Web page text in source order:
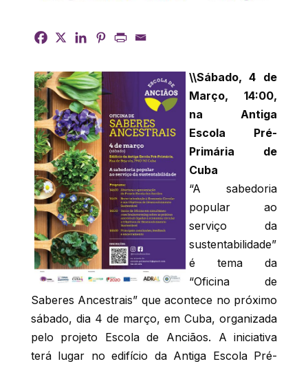
\\Sábado, 4 de
Março, 14:00,
na Antiga
Escola Pré-
Primária de
Cuba
“A sabedoria
popular ao
serviço da
sustentabilidade”
é tema da
“Oficina de
Saberes Ancestrais” que acontece no próximo
sábado, dia 4 de março, em Cuba, organizada
pelo projeto Escola de Anciãos. A iniciativa
terá lugar no edifício da Antiga Escola Pré-